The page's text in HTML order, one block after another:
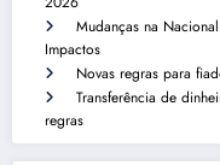
Mudanças na
Impactos
Novas regras para
Transferência de
regras